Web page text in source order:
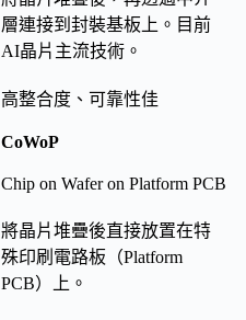
層連接到封裝基板上。目前
AI晶片主流技術。
高整合度、可靠性佳
CoWoP
Chip on Wafer on Platform PCB
將晶片堆疊後直接放置在特
殊印刷電路板（Platform
PCB）上。